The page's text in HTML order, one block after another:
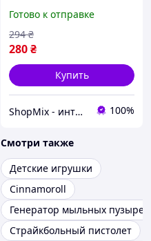
фиолетовый
автоматический
генератор пузырей для
детей DE
Готово к отправке
280₴
294 ₴
Купить
ShopMix - интернет-магазин сумок и аксессуаров 100%
Смотри также
Детские игрушки
Cinnamoroll
Генератор мыльных пузырей
Страйкбольный пистолет